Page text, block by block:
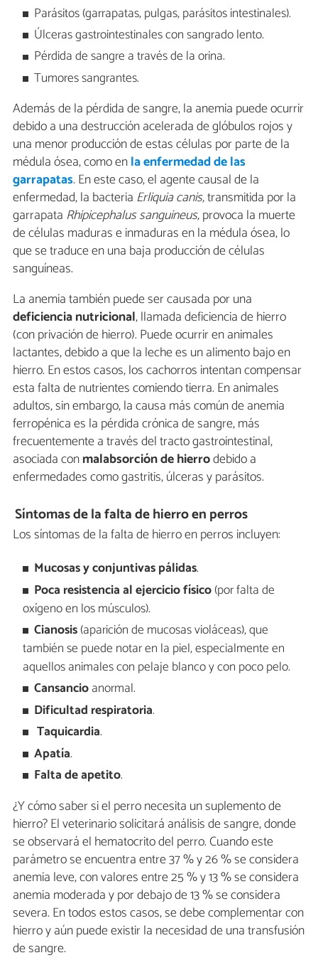
Parásitos (garrapatas, pulgas, parásitos intestinales).
Úlceras gastrointestinales con sangrado lento.
Pérdida de sangre a través de la orina.
Tumores sangrantes.
Además de la pérdida de sangre, la anemia puede ocurrir
debido a una destrucción acelerada de glóbulos rojos y
una menor producción de estas células por parte de la
médula ósea, como enla enfermedad de las
garrapatas. En este caso, el agente causal de la
enfermedad, la bacteria Erliquia canis,transmitida por la
garrapata Rhipicephalus sanguineus,provoca la muerte
de células maduras e inmaduras en la médula ósea, lo
que se traduce en una baja producción de células
sanguíneas.
La anemia también puede ser causada por una
deficiencia nutricional, llamada deficiencia de hierro
(con privación de hierro). Puede ocurrir en animales
lactantes, debido a que la leche es un alimento bajo en
hierro. En estos casos, los cachorros intentan compensar
esta falta de nutrientes comiendo tierra. En animales
adultos, sin embargo, la causa más común de anemia
ferropénica es la pérdida crónica de sangre, más
frecuentemente a través del tracto gastrointestinal,
asociada conmalabsorción de hierrodebido a
enfermedades como gastritis, úlceras y parásitos.
Síntomas de la falta de hierro en perros
Los síntomas de la falta de hierro en perros incluyen:
Mucosas y conjuntivas pálidas.
Poca resistencia al ejercicio físico(por falta de
oxígeno en los músculos).
Cianosis(aparición de mucosas violáceas), que
también se puede notar en la piel, especialmente en
aquellos animales con pelaje blanco y con poco pelo.
Cansancioanormal.
Dificultad respiratoria.
Taquicardia.
Apatía.
Falta de apetito.
¿Y cómo saber si el perro necesita un suplemento de
hierro? El veterinario solicitará análisis de sangre, donde
se observará el hematocrito del perro. Cuando este
parámetro se encuentra entre 37 % y 26 % se considera
anemia leve, con valores entre 25 % y 13 % se considera
anemia moderada y por debajo de 13 % se considera
severa. En todos estos casos, se debe complementar con
hierro y aún puede existir la necesidad de una transfusión
de sangre.